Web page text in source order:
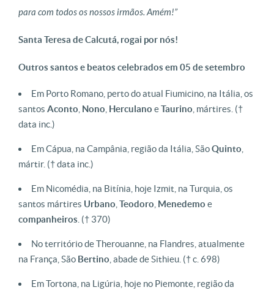
para com todos os nossos irmãos. Amém!”
Santa Teresa de Calcutá, rogai por nós!
Outros santos e beatos celebrados em 05 de setembro
Em Porto Romano, perto do atual Fiumicino, na Itália, os
santos Aconto Nono Herculano eTaurino , mártires. (†
data inc.)
Em Cápua, na Campânia, região da Itália, SãoQuinto
mártir. († data inc.)
Em Nicomédia, na Bitínia, hoje Izmit, na Turquia, os
santos mártires Urbano Teodoro Menedemo e
companheiros († 370)
No território de Therouanne, na Flandres, atualmente
na França, São Bertino , abade de Sithieu. († c. 698)
Em Tortona, na Ligúria, hoje no Piemonte, região da